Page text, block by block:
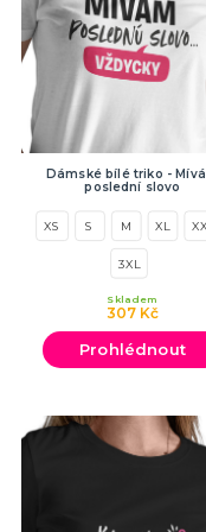
SPORTOVNÍ
Oblečení a doplňky
Barvy, make-up,
Výzdoba a dekorace
Dámské bílé triko -
poslední slovo
XS S M XL
3XL
307 Kč
Skladem
Prohlédnout